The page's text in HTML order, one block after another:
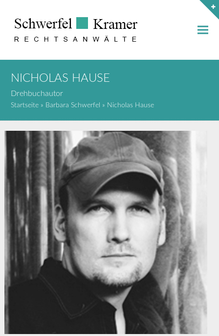
NICHOLAS HAUSE
Drehbuchautor
Startseite » Barbara Schwerfel » Nicholas Hause